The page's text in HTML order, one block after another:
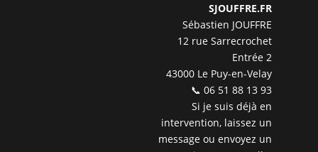
SJOUFFRE.FR
Sébastien JOUFFRE
12 rue Sarrecrochet
Entrée 2
43000 Le Puy-en-Velay
📞 06 51 88 13 93
Si je suis déjà en
intervention, laissez un
message ou envoyez un